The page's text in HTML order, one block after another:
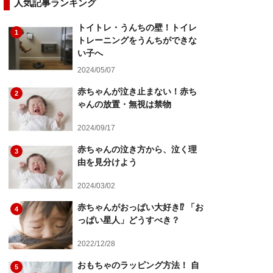
人気記事ランキング
1
トイトレ・うんちの壁！トイレ
トレーニングをうんちができな
い子へ
2024/05/07
2
赤ちゃんが泣き止まない！赤ち
ゃんの放置・無視は禁物
2024/09/17
3
赤ちゃんの泣き方から、泣く理
由を見分けよう
2024/03/02
4
赤ちゃんがおっぱい大好き⁉︎ 「お
っぱい星人」どうすべき？
2022/12/28
5 おもちゃのラッピング方法！ 自